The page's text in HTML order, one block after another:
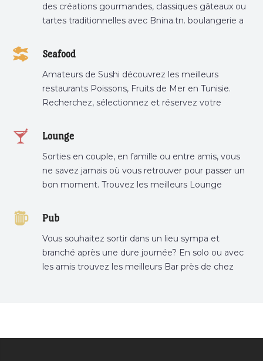
des créations gourmandes, classiques gâteaux ou
tartes traditionnelles avec Bnina.tn. boulangerie a
tunis, pâtisserie sousse .
Seafood
Amateurs de Sushi découvrez les meilleurs
restaurants Poissons, Fruits de Mer en Tunisie.
Recherchez, sélectionnez et réservez votre
Lounge
Sorties en couple, en famille ou entre amis, vous
ne savez jamais où vous retrouver pour passer un
bon moment. Trouvez les meilleurs Lounge
Pub
Vous souhaitez sortir dans un lieu sympa et
branché après une dure journée? En solo ou avec
les amis trouvez les meilleurs Bar près de chez